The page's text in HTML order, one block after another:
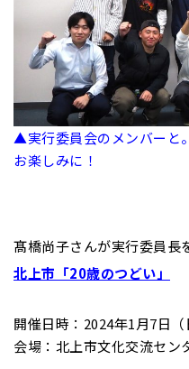
▲実行委員会のメンバーと
お楽しみに！
髙橋尚子さんが実行委員長
北上市「20歳のつどい」
開催日時：2024年1月7日
会場：北上市文化交流セン